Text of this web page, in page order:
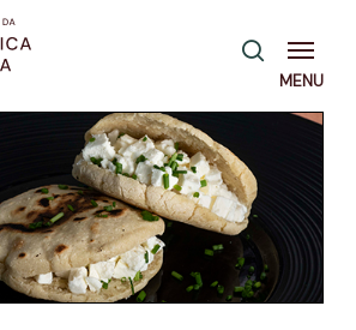
pesquisa
Menu